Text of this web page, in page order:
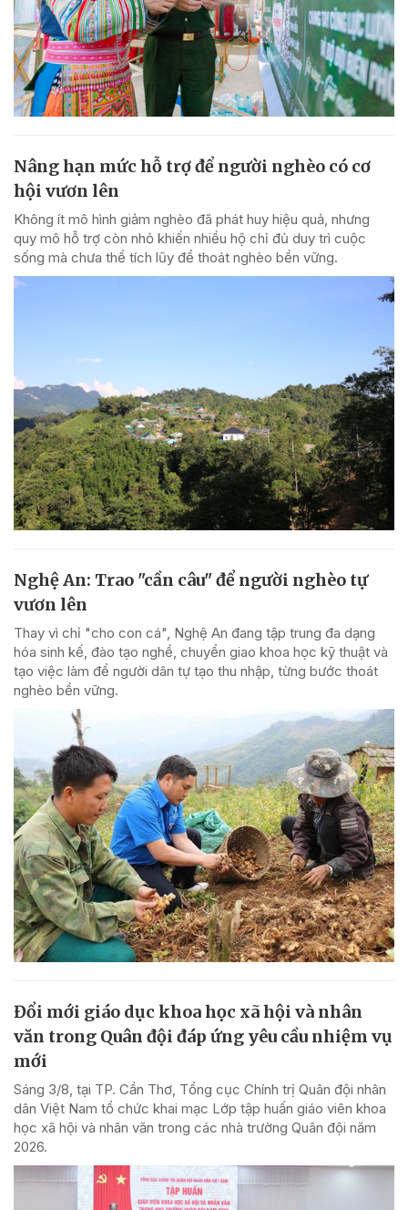
Nâng hạn mức hỗ trợ để người nghèo có cơ
hội vươn lên
Không ít mô hình giảm nghèo đã phát huy hiệu quả, nhưng
quy mô hỗ trợ còn nhỏ khiến nhiều hộ chỉ đủ duy trì cuộc
sống mà chưa thể tích lũy để thoát nghèo bền vững.
Nghệ An: Trao "cần câu" để người nghèo tự
vươn lên
Thay vì chỉ "cho con cá", Nghệ An đang tập trung đa dạng
hóa sinh kế, đào tạo nghề, chuyển giao khoa học kỹ thuật và
tạo việc làm để người dân tự tạo thu nhập, từng bước thoát
nghèo bền vững.
Đổi mới giáo dục khoa học xã hội và nhân
văn trong Quân đội đáp ứng yêu cầu nhiệm vụ
mới
Sáng 3/8, tại TP. Cần Thơ, Tổng cục Chính trị Quân đội nhân
dân Việt Nam tổ chức khai mạc Lớp tập huấn giáo viên khoa
học xã hội và nhân văn trong các nhà trường Quân đội năm
2026.